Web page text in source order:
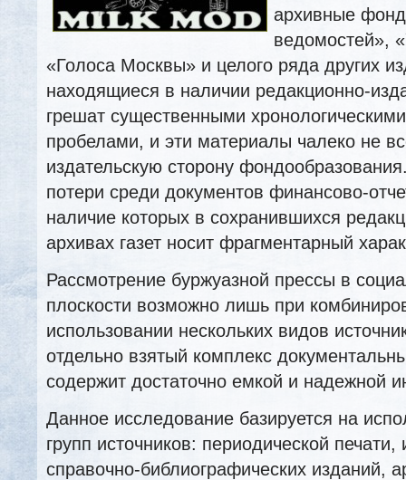
архивные
ведомостей»,
«Голоса Москвы» и целого ряда других
находящиеся в наличии редакционно-
грешат существенными
пробелами, и эти материалы чалеко не
издательскую сторону
потери среди документов финансово-
наличие которых в сохранившихся
архивах газет носит фрагментарный
Рассмотрение буржуазной прессы в
плоскости возможно лишь при
использовании нескольких видов
отдельно взятый комплекс
содержит достаточно емкой и надежной
Данное исследование базируется на
групп источников: периодической
справочно-библиографических изданий,